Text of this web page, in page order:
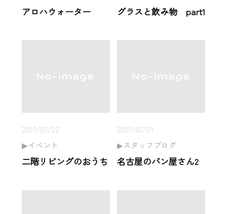
アロハウォーター グラスと飲み物 part1
2017/07/22
イベント
二階リビングのおうち
2017/07/01
スタッフブログ
名古屋のパン屋さん2